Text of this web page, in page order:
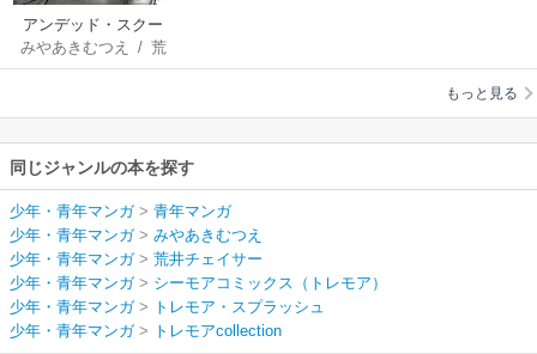
アンデッド・スクー
ル～半分死んだら無
敵になったので復讐
みやあきむつえ / 荒
井チェイサー
もっと見る
同じジャンルの本を探す
少年・青年マンガ> 青年マンガ
少年・青年マンガ> みやあきむつえ
少年・青年マンガ> 荒井チェイサー
少年・青年マンガ> シーモアコミックス（トレモア）
少年・青年マンガ> トレモア・スプラッシュ
少年・青年マンガ> トレモアcollection